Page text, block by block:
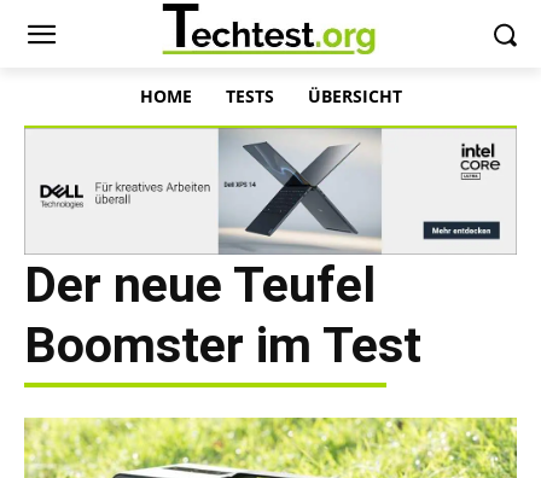
HOME TESTS ÜBERSICHT
Der neue Teufel
Boomster im Test